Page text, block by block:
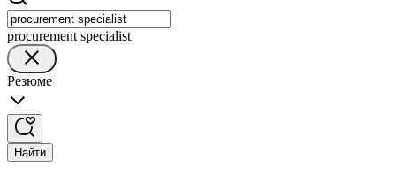
procurement specialist
Резюме
Найти